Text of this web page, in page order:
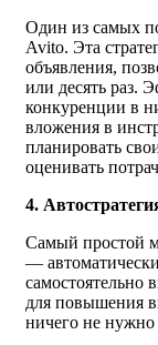
Один из самых
Avito. Эта
объявления,
или десять раз.
конкуренции в
вложения в
планировать
оценивать
4.
Самый простой
—
для повышения
ничего не нужно